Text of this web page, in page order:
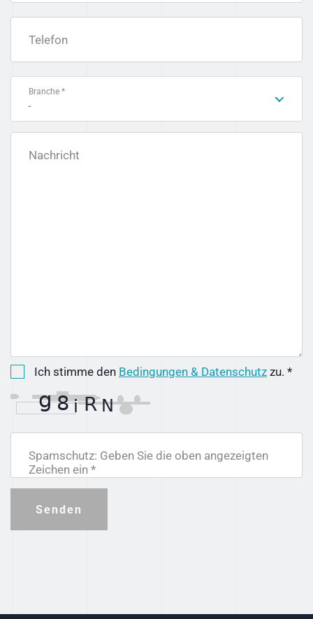
Telefon
Branche *
-
Nachricht
Ich stimme den Bedingungen & Datenschutz zu. *
Spamschutz: Geben Sie die oben angezeigten
Zeichen ein *
Senden